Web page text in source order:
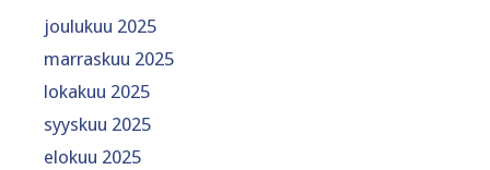
joulukuu 2025
marraskuu 2025
lokakuu 2025
syyskuu 2025
elokuu 2025